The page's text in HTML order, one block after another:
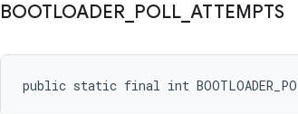
BOOTLOADER POLL ATTEMPTS
public static final int